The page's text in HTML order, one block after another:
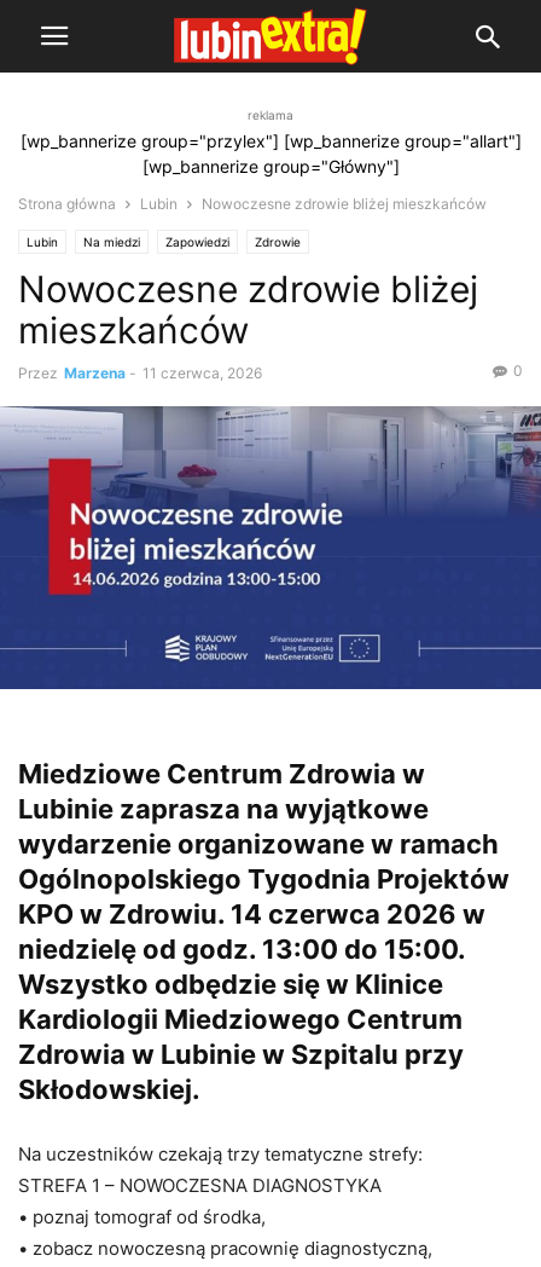
reklama
[wp_bannerize group="przylex"] [wp_bannerize group="allart"]
[wp_bannerize group="Główny"]
Strona główna Lubin Nowoczesne zdrowie bliżej mieszkańców
Lubin Na miedzi Zapowiedzi Zdrowie
Nowoczesne zdrowie bliżej
mieszkańców
Przez Marzena - 11 czerwca, 2026 0
Miedziowe Centrum Zdrowia w
Lubinie zaprasza na wyjątkowe
wydarzenie organizowane w ramach
Ogólnopolskiego Tygodnia Projektów
KPO w Zdrowiu. 14 czerwca 2026 w
niedzielę od godz. 13:00 do 15:00.
Wszystko odbędzie się w Klinice
Kardiologii Miedziowego Centrum
Zdrowia w Lubinie w Szpitalu przy
Skłodowskiej.
Na uczestników czekają trzy tematyczne strefy:
STREFA 1 – NOWOCZESNA DIAGNOSTYKA
• poznaj tomograf od środka,
• zobacz nowoczesną pracownię diagnostyczną,